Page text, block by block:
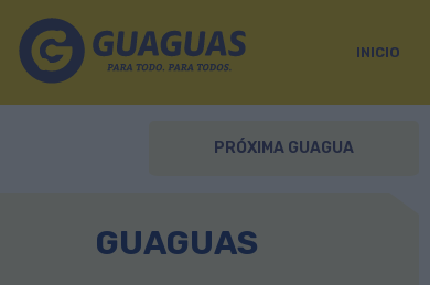
INICIO
PRÓXIMA GUAGUA
GUAGUAS